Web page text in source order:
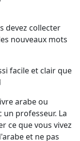
devez collecter
nouveaux mots
facile et clair que
arabe ou
professeur. La
ce que vous vivez
et ne pas